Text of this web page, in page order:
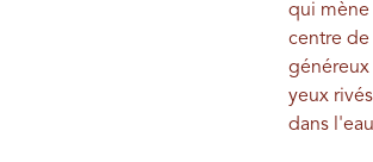
qui mène
centre de
généreux
yeux
dans